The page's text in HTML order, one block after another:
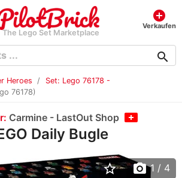
The Lego Set Marketplace
add_circle
Verkaufen
search
Heroes
Set: Lego 76178 -
76178)
Carmine - LastOut Shop
Daily Bugle
star_border photo_camera 1 / 4